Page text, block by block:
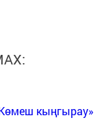
кыңгырау»